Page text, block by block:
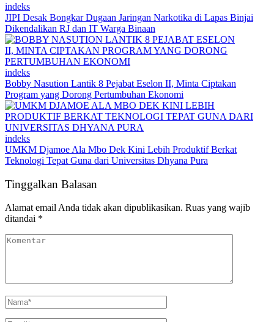
indeks
JIPI Desak Bongkar Dugaan Jaringan Narkotika di Lapas Binjai
Dikendalikan RJ dan IT Warga Binaan
indeks
Bobby Nasution Lantik 8 Pejabat Eselon II, Minta Ciptakan
Program yang Dorong Pertumbuhan Ekonomi
indeks
UMKM Djamoe Ala Mbo Dek Kini Lebih Produktif Berkat
Teknologi Tepat Guna dari Universitas Dhyana Pura
Tinggalkan Balasan
Alamat email Anda tidak akan dipublikasikan. Ruas yang wajib
ditandai *